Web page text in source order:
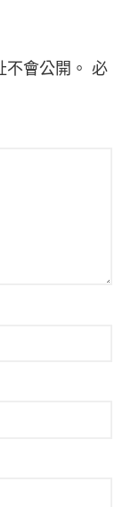
會公開。 必